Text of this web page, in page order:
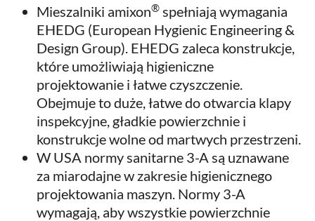
Mieszalniki amixon® spełniają wymagania
EHEDG (European Hygienic Engineering &
Design Group). EHEDG zaleca konstrukcje,
które umożliwiają higieniczne
projektowanie i łatwe czyszczenie.
Obejmuje to duże, łatwe do otwarcia klapy
inspekcyjne, gładkie powierzchnie i
konstrukcje wolne od martwych przestrzeni.
W USA normy sanitarne 3-A są uznawane
za miarodajne w zakresie higienicznego
projektowania maszyn. Normy 3-A
wymagają, aby wszystkie powierzchnie